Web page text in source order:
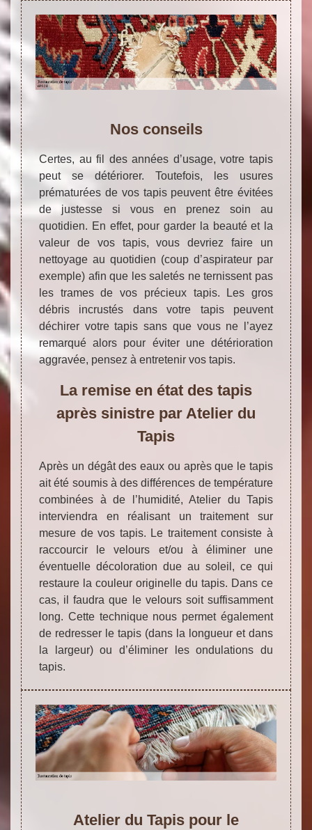
Nos conseils
Certes, au fil des années d’usage, votre tapis
peut se détériorer. Toutefois, les usures
prématurées de vos tapis peuvent être évitées
de justesse si vous en prenez soin au
quotidien. En effet, pour garder la beauté et la
valeur de vos tapis, vous devriez faire un
nettoyage au quotidien (coup d’aspirateur par
exemple) afin que les saletés ne ternissent pas
les trames de vos précieux tapis. Les gros
débris incrustés dans votre tapis peuvent
déchirer votre tapis sans que vous ne l’ayez
remarqué alors pour éviter une détérioration
aggravée, pensez à entretenir vos tapis.
La remise en état des tapis
après sinistre par Atelier du
Tapis
Après un dégât des eaux ou après que le tapis
ait été soumis à des différences de température
combinées à de l’humidité, Atelier du Tapis
interviendra en réalisant un traitement sur
mesure de vos tapis. Le traitement consiste à
raccourcir le velours et/ou à éliminer une
éventuelle décoloration due au soleil, ce qui
restaure la couleur originelle du tapis. Dans ce
cas, il faudra que le velours soit suffisamment
long. Cette technique nous permet également
de redresser le tapis (dans la longueur et dans
la largeur) ou d’éliminer les ondulations du
tapis.
Atelier du Tapis pour le